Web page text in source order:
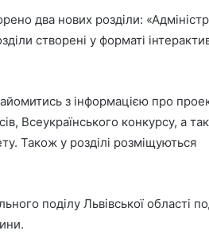
два нових розділи:
створені у форматі
з інформацією про
Всеукраїнського конкурсу, а
Також у розділі розміщуються
поділу Львівської області